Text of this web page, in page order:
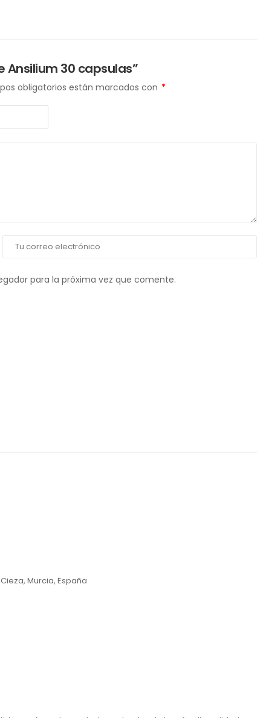
Ansilium 30 capsulas”
obligatorios están marcados con *
para la próxima vez que comente.
Murcia, España